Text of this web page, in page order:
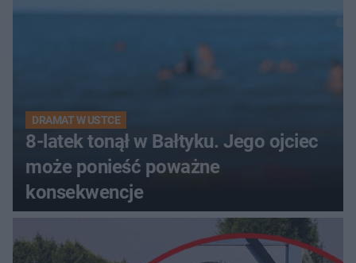
DRAMAT W USTCE
8-latek tonął w Bałtyku. Jego ojciec
może ponieść poważne
konsekwencje